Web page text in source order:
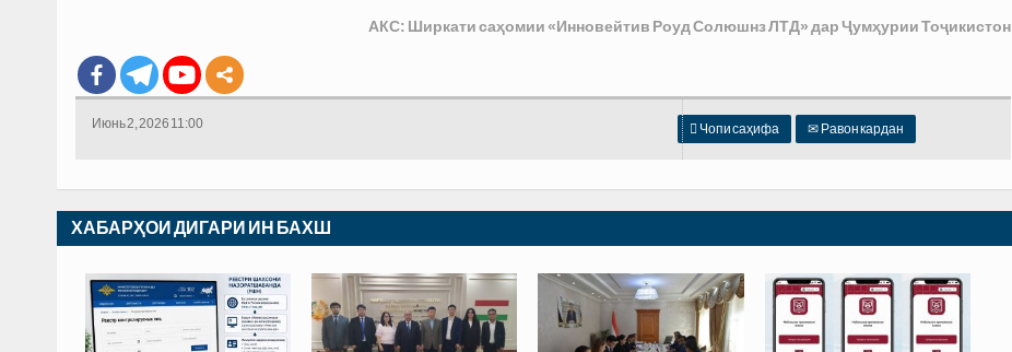
АКС: Ширкати саҳомии «Инновейтив Роуд Солюшнз ЛТД» дар Ҷумҳурии Тоҷикистон
 Чопи саҳифа ✉ Равон кардан
Июнь 2, 2026 11:00
ХАБАРҲОИ ДИГАРИ ИН БАХШ